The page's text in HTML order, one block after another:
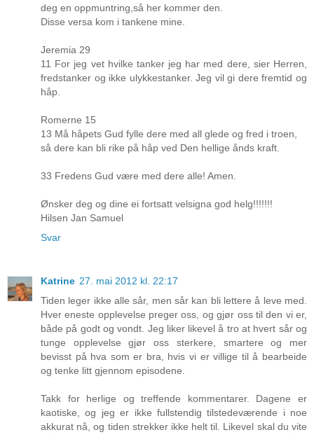
deg en oppmuntring,så her kommer den.
Disse versa kom i tankene mine.
Jeremia 29
11 For jeg vet hvilke tanker jeg har med dere, sier Herren,
fredstanker og ikke ulykkestanker. Jeg vil gi dere fremtid og
håp.
Romerne 15
13 Må håpets Gud fylle dere med all glede og fred i troen,
så dere kan bli rike på håp ved Den hellige ånds kraft.
33 Fredens Gud være med dere alle! Amen.
Ønsker deg og dine ei fortsatt velsigna god helg!!!!!!!
Hilsen Jan Samuel
Svar
Katrine 27. mai 2012 kl. 22:17
Tiden leger ikke alle sår, men sår kan bli lettere å leve med.
Hver eneste opplevelse preger oss, og gjør oss til den vi er,
både på godt og vondt. Jeg liker likevel å tro at hvert sår og
tunge opplevelse gjør oss sterkere, smartere og mer
bevisst på hva som er bra, hvis vi er villige til å bearbeide
og tenke litt gjennom episodene.
Takk for herlige og treffende kommentarer. Dagene er
kaotiske, og jeg er ikke fullstendig tilstedeværende i noe
akkurat nå, og tiden strekker ikke helt til. Likevel skal du vite